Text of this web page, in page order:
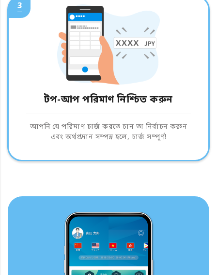
3
টপ-আপ পরিমাণ নিশ্চিত করুন
আপনি যে পরিমাণ চার্জ করতে চান তা নির্বাচন করুন
এবং অর্থপ্রদান সম্পন্ন হলে, চার্জ সম্পূর্ণ!